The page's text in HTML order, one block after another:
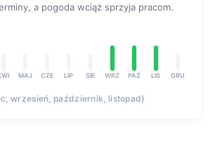
a pogoda wciąż sprzyja pracom.
MAJ CZE LIP SIE WRZ PAŹ LIS GRU
wrzesień, październik, listopad)